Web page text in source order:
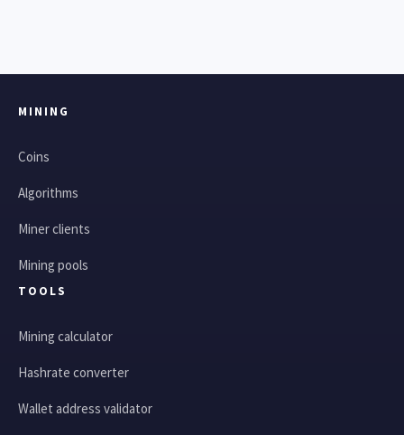
MINING
Coins
Algorithms
Miner clients
Mining pools
TOOLS
Mining calculator
Hashrate converter
Wallet address validator